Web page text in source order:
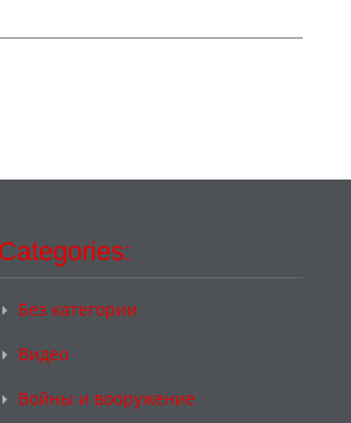
Categories:
Без категории
Видео
Войны и вооружение